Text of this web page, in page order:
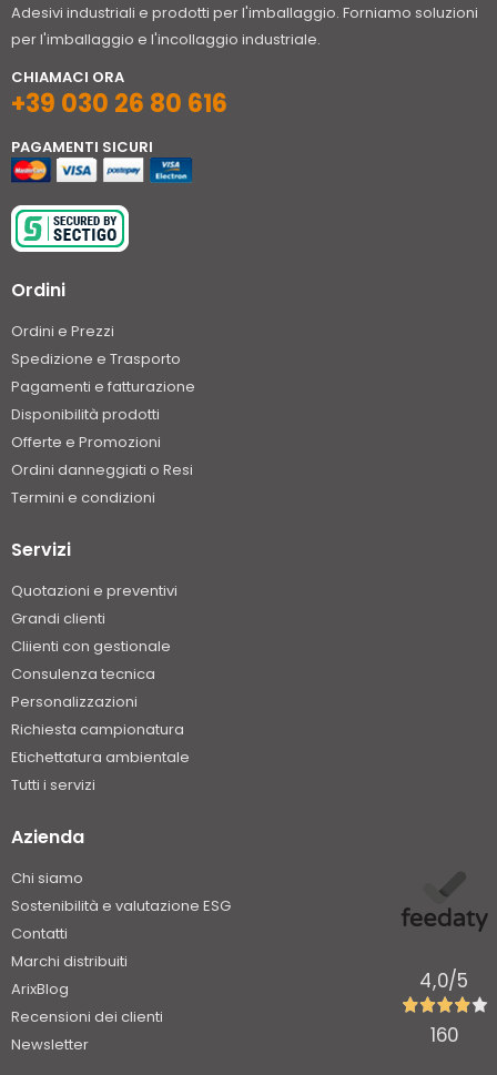
Adesivi industriali e prodotti per l'imballaggio. Forniamo soluzioni
per l'imballaggio e l'incollaggio industriale.
CHIAMACI ORA
+39 030 26 80 616
PAGAMENTI SICURI
Ordini
Ordini e Prezzi
Spedizione e Trasporto
Pagamenti e fatturazione
Disponibilità prodotti
Offerte e Promozioni
Ordini danneggiati o Resi
Termini e condizioni
Servizi
Quotazioni e preventivi
Grandi clienti
Cliienti con gestionale
Consulenza tecnica
Personalizzazioni
Richiesta campionatura
Etichettatura ambientale
Tutti i servizi
Azienda
Chi siamo
Sostenibilità e valutazione ESG
Contatti
Marchi distribuiti
ArixBlog
Recensioni dei clienti
Newsletter
4,0/5
160